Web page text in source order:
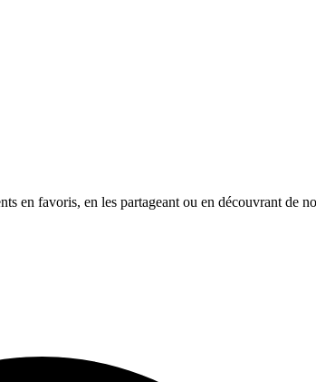
en favoris, en les partageant ou en découvrant de